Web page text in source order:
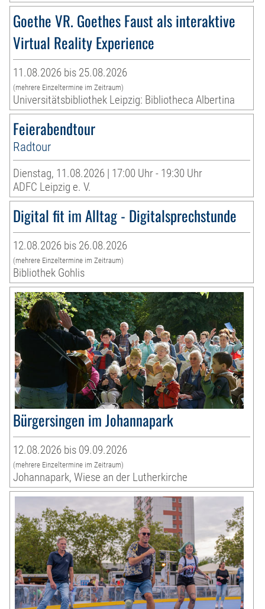
Goethe VR. Goethes Faust als interaktive
Virtual Reality Experience
11.08.2026 bis 25.08.2026
(mehrere Einzeltermine im Zeitraum)
Universitätsbibliothek Leipzig: Bibliotheca Albertina
Feierabendtour
Radtour
Dienstag, 11.08.2026 | 17:00 Uhr - 19:30 Uhr
ADFC Leipzig e. V.
Digital fit im Alltag - Digitalsprechstunde
12.08.2026 bis 26.08.2026
(mehrere Einzeltermine im Zeitraum)
Bibliothek Gohlis
Bürgersingen im Johannapark
12.08.2026 bis 09.09.2026
(mehrere Einzeltermine im Zeitraum)
Johannapark, Wiese an der Lutherkirche